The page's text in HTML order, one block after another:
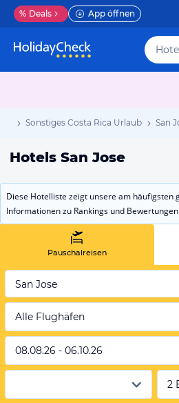
% Deals App öffnen
Sonstiges Costa Rica Urlaub San
Hotels San Jose
Diese Hotelliste zeigt unsere am häufigsten
Informationen zu Rankings und
Pauschalreisen
San Jose
Alle Flughäfen
08.08.26 - 06.10.26
2